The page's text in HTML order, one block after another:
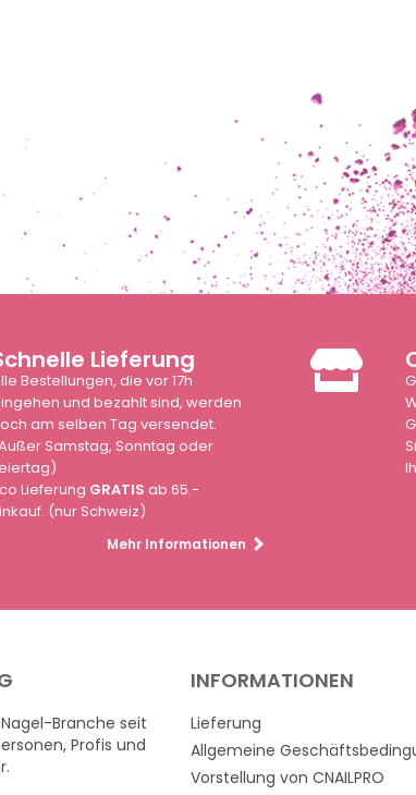
Lieferung
Bestellungen, die vor 17h
und bezahlt sind, werden
am selben Tag versendet.
Samstag, Sonntag oder
Lieferung GRATIS ab 65.-
(nur Schweiz)
Mehr Informationen
Branche seit
Profis und
INFORMATIONEN
Lieferung
Allgemeine
Vorstellung von CNAILPRO